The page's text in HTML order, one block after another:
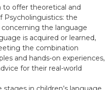
to offer theoretical and
Psycholinguistics: the
concerning the language
is acquired or learned,
the combination
and hands-on experiences,
for their real-world